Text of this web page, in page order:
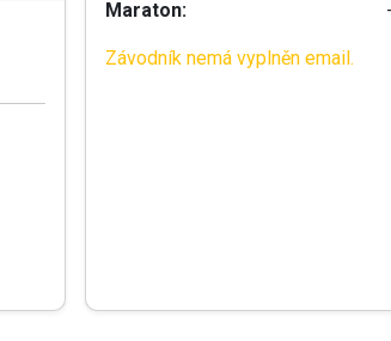
Maraton:
-
Závodník nemá vyplněn email.